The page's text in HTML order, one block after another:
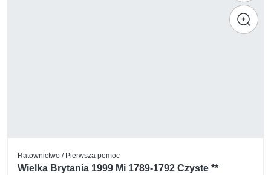
Ratownictwo / Pierwsza pomoc
Wielka Brytania 1999 Mi 1789-1792 Czyste **